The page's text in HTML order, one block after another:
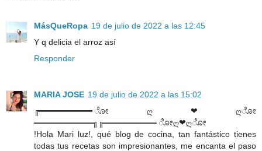
MásQueRopa 19 de julio de 2022 a las 12:45
Y q delicia el arroz así
Responder
MARIA JOSE 19 de julio de 2022 a las 15:02
╔═════════ ೋღ❤ღೋ
══════════╗╔═════════ ೋღ❤ღೋ
!Hola Mari luz!, qué blog de cocina, tan fantástico tienes
todas tus recetas son impresionantes, me encanta el paso